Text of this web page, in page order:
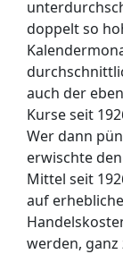
doppelt so
auch der
Kurse seit
Wer dann
erwischte
Mittel seit
auf
werden, ganz